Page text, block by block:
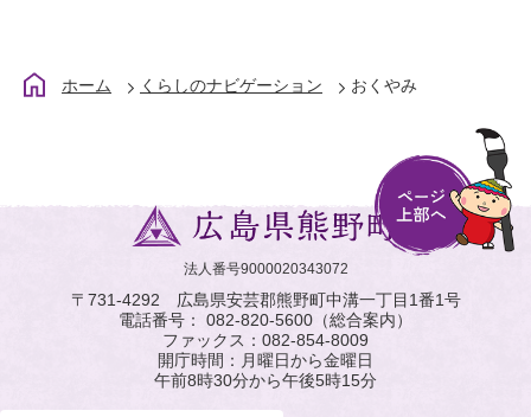
ホーム くらしのナビゲーション おくやみ
法人番号9000020343072
〒731-4292 広島県安芸郡熊野町中溝一丁目1番1号
電話番号： 082-820-5600 （総合案内）
ファックス： 082-854-8009
開庁時間：月曜日から金曜日
午前8時30分から午後5時15分